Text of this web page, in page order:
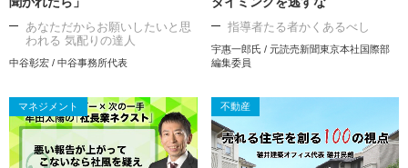
あなただからお願いしたいと思
われる 気配りの達人
中谷彰宏 / 中谷事務所代表
指導者たる者かくあるべし
宇惠一郎氏 / 元読売新聞東京本社国際部
編集委員
マネジメント 不動産